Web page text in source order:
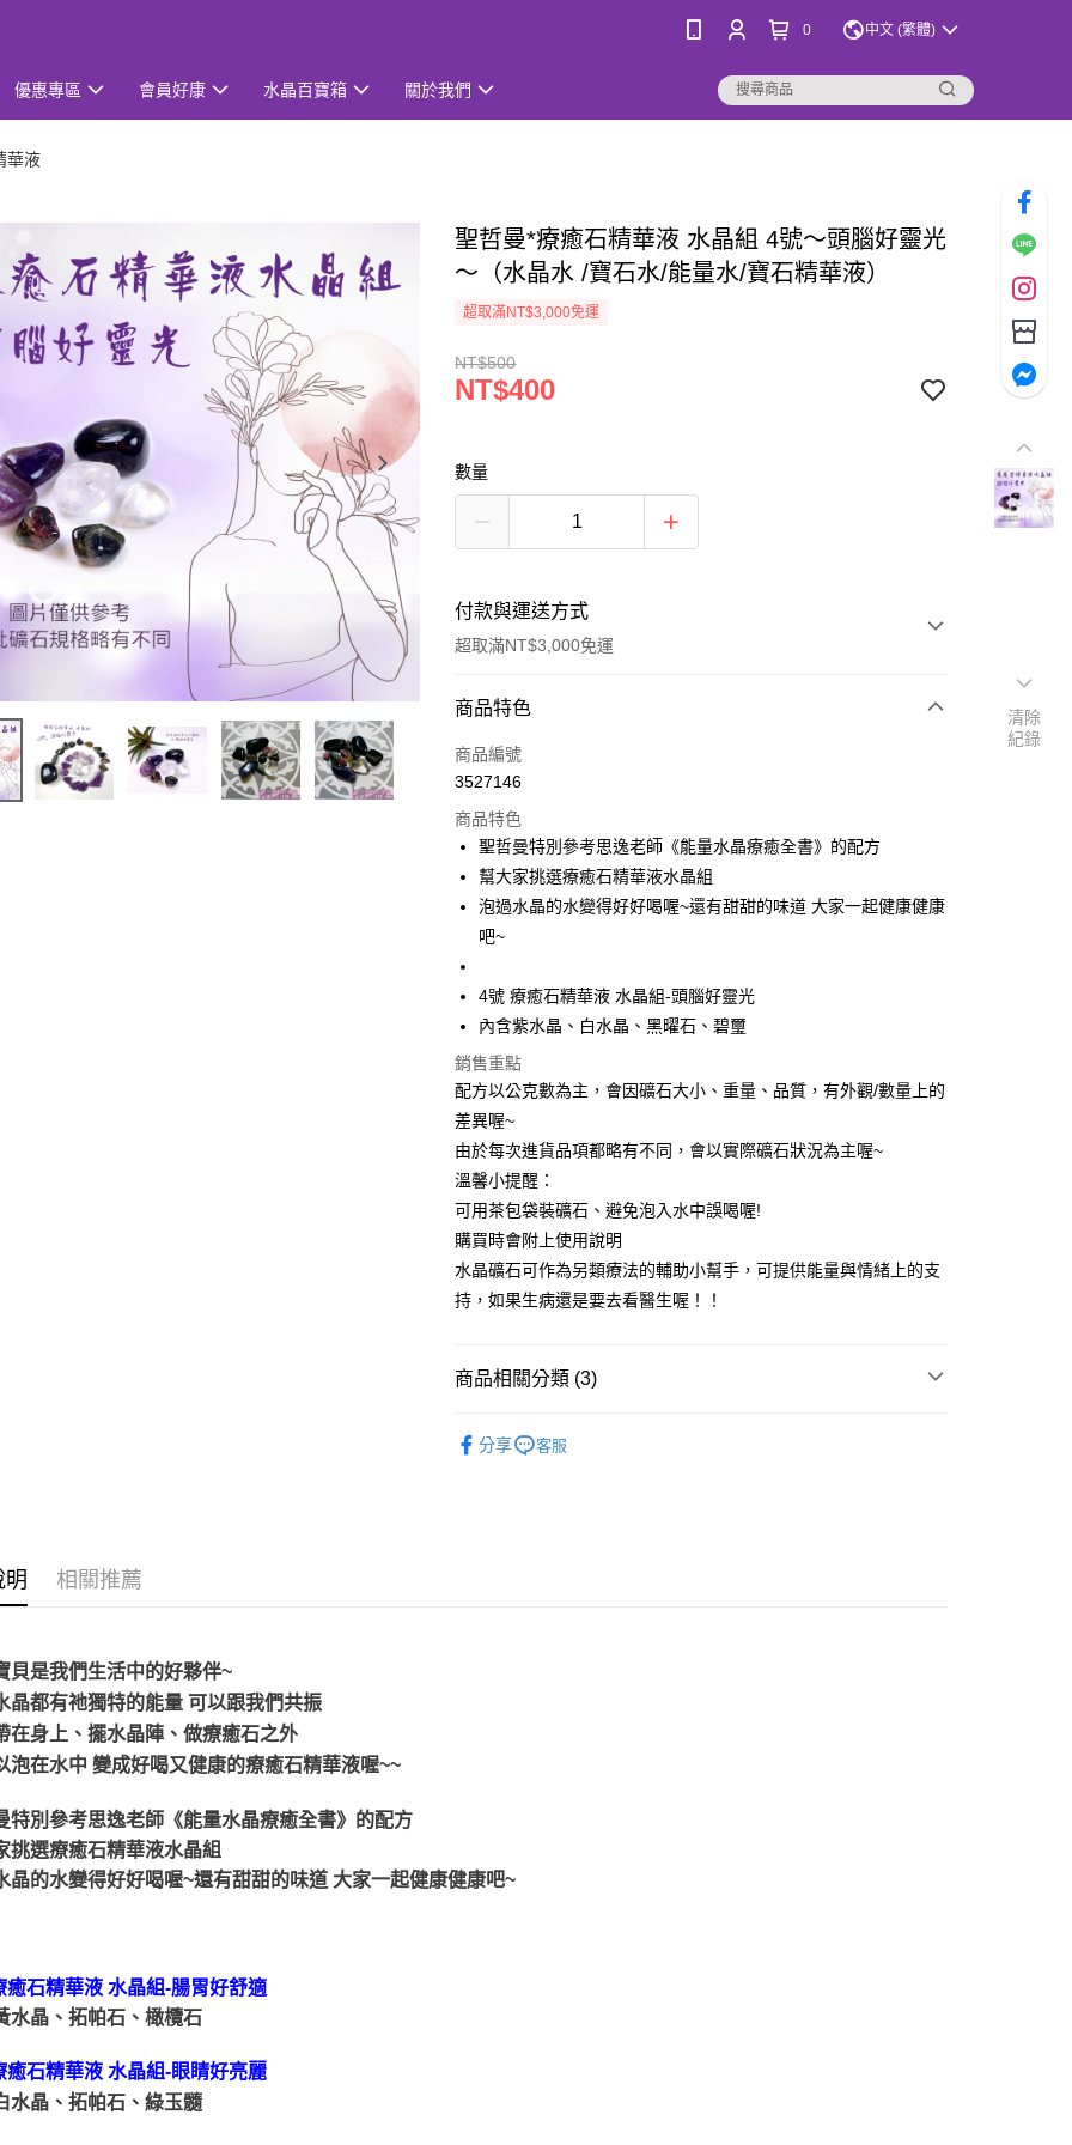
0 中文 (繁體)
優惠專區 會員好康 水晶百寶箱 關於我們
華液
聖哲曼*療癒石精華液 水晶組 4號～頭腦好靈光
～（水晶水 /寶石水/能量水/寶石精華液）
超取滿NT$3,000免運
NT$500
NT$400
數量
付款與運送方式
超取滿NT$3,000免運
付款方式
信用卡一次付款
LINE Pay
Apple Pay
街口支付
悠遊付
ATM付款
運送方式
全家取貨付款
每筆NT$80，滿NT$3,000(含以上)免運費
7-11取貨付款
每筆NT$80，滿NT$3,000(含以上)免運費
賣家宅配幫您送（台灣）
郵局幫你送（離島）
付款後門市自取
商品特色
商品編號
3527146
商品特色
聖哲曼特別參考思逸老師《能量水晶療癒全書》的配方
幫大家挑選療癒石精華液水晶組
泡過水晶的水變得好好喝喔~還有甜甜的味道 大家一起健康健康
吧~
4號 療癒石精華液 水晶組-頭腦好靈光
內含紫水晶、白水晶、黑曜石、碧璽
銷售重點
配方以公克數為主，會因礦石大小、重量、品質，有外觀/數量上的
差異喔~
由於每次進貨品項都略有不同，會以實際礦石狀況為主喔~
溫馨小提醒：
可用茶包袋裝礦石、避免泡入水中誤喝喔!
購買時會附上使用說明
水晶礦石可作為另類療法的輔助小幫手，可提供能量與情緒上的支
持，如果生病還是要去看醫生喔！！
商品相關分類 (3)
分享 客服
明 相關推薦
貝是我們生活中的好夥伴~
晶都有祂獨特的能量 可以跟我們共振
在身上、擺水晶陣、做療癒石之外
泡在水中 變成好喝又健康的療癒石精華液喔~~
特別參考思逸老師《能量水晶療癒全書》的配方
挑選療癒石精華液水晶組
晶的水變得好好喝喔~還有甜甜的味道 大家一起健康健康吧~
癒石精華液 水晶組-腸胃好舒適
水晶、拓帕石、橄欖石
癒石精華液 水晶組-眼睛好亮麗
水晶、拓帕石、綠玉髓
清除
紀錄